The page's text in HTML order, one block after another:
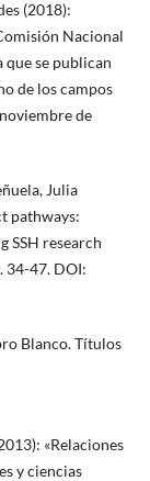
(2018):
Nacional
se publican
de los campos
de
Julia
pathways:
SSH research
34-47. DOI:
Blanco. Títulos
«Relaciones
y ciencias